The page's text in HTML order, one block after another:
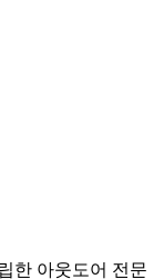
한 아웃도어 전문